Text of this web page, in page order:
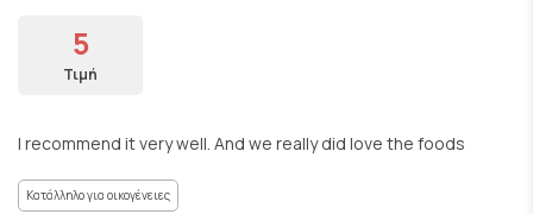
5
Τιμή
I recommend it very well. And we really did love the foods
Κατάλληλο για οικογένειες